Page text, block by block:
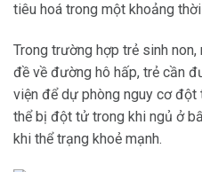
tiêu hoá trong một khoảng
Trong trường hợp trẻ sinh
đề về đường hô hấp, trẻ cần
viện để dự phòng nguy cơ đột
thể bị đột tử trong khi ngủ ở
khi thể trạng khoẻ mạnh.